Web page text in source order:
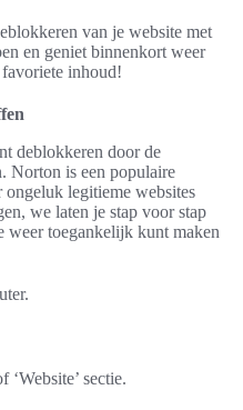
van je website met
en geniet binnenkort weer
inhoud!
deblokkeren door de
Norton is een populaire
legitieme websites
we laten je stap voor stap
weer toegankelijk kunt maken
‘Website’ sectie.